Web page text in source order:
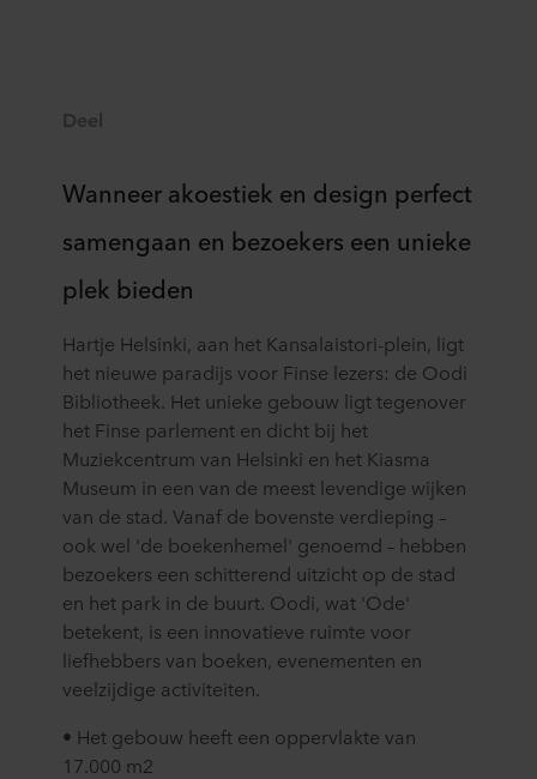
Deel
Wanneer akoestiek en design perfect
samengaan en bezoekers een unieke
plek bieden
Hartje Helsinki, aan het Kansalaistori-plein, ligt
het nieuwe paradijs voor Finse lezers: de Oodi
Bibliotheek. Het unieke gebouw ligt tegenover
het Finse parlement en dicht bij het
Muziekcentrum van Helsinki en het Kiasma
Museum in een van de meest levendige wijken
van de stad. Vanaf de bovenste verdieping –
ook wel 'de boekenhemel' genoemd – hebben
bezoekers een schitterend uitzicht op de stad
en het park in de buurt. Oodi, wat 'Ode'
betekent, is een innovatieve ruimte voor
liefhebbers van boeken, evenementen en
veelzijdige activiteiten.
• Het gebouw heeft een oppervlakte van
17.000 m2